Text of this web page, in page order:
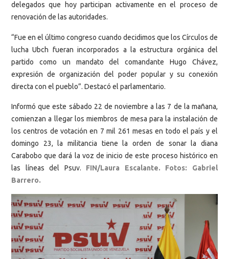
delegados que hoy participan activamente en el proceso de
renovación de las autoridades.
“Fue en el último congreso cuando decidimos que los Círculos de
lucha Ubch fueran incorporados a la estructura orgánica del
partido como un mandato del comandante Hugo Chávez,
expresión de organización del poder popular y su conexión
directa con el pueblo”. Destacó el parlamentario.
Informó que este sábado 22 de noviembre a las 7 de la mañana,
comienzan a llegar los miembros de mesa para la instalación de
los centros de votación en 7 mil 261 mesas en todo el país y el
domingo 23, la militancia tiene la orden de sonar la diana
Carabobo que dará la voz de inicio de este proceso histórico en
las líneas del Psuv. FIN/Laura Escalante. Fotos: Gabriel
Barrero.